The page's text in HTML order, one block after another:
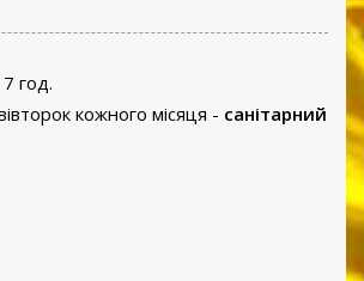
год.
кожного місяця - санітарний